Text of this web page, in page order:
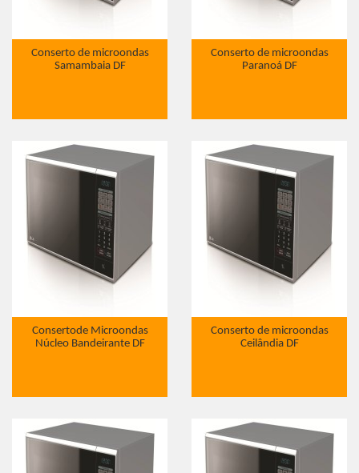
Conserto de microondas
Samambaia DF
Conserto de microondas
Paranoá DF
Consertode Microondas
Núcleo Bandeirante DF
Conserto de microondas
Ceilândia DF